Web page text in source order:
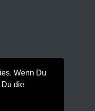
Wenn Du
Du die